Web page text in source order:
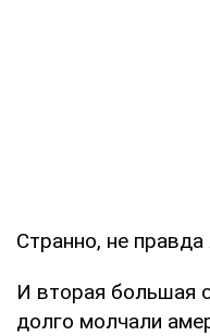
Странно, не правда
И вторая большая
долго молчали